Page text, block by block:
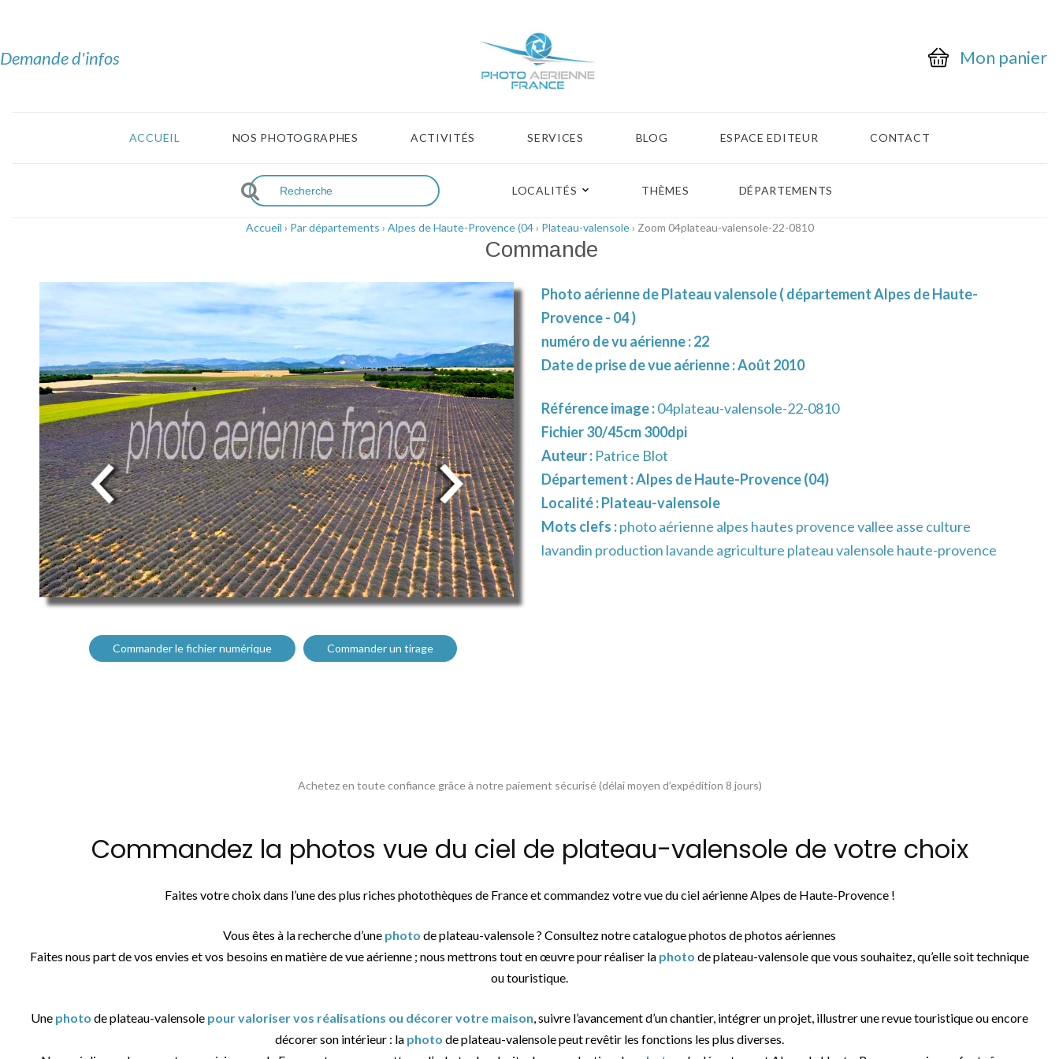
Demande d'infos Mon panier
ACCUEIL NOS PHOTOGRAPHES ACTIVITÉS SERVICES BLOG ESPACE EDITEUR CONTACT
LOCALITÉS THÈMES DÉPARTEMENTS
Accueil › Par départements › Alpes de Haute-Provence (04› Plateau-valensole› Zoom 04plateau-valensole-22-0810
Commande
Commander le fichier numérique Commander un tirage
Photo aérienne de Plateau valensole ( département Alpes de Haute-
Provence - 04 )
numéro de vu aérienne : 22
Date de prise de vue aérienne : Août 2010
Référence image :04plateau-valensole-22-0810
Fichier 30/45cm 300dpi
Auteur : Patrice Blot
Département :Alpes de Haute-Provence (04)
Localité :Plateau-valensole
Mots clefs :photo aérienne alpes hautes provence vallee asse culture
lavandin production lavande agriculture plateau valensole haute-provence
Achetez en toute confiance grâce à notre paiement sécurisé (délai moyen d’expédition 8 jours)
Commandez la photos vue du ciel de plateau-valensole de votre choix
Faites votre choix dans l’une des plus riches photothèques de France et commandez votre vue du ciel aérienne Alpes de Haute-Provence !
Vous êtes à la recherche d’une photo de plateau-valensole ? Consultez notre catalogue photos de photos aériennes
Faites nous part de vos envies et vos besoins en matière de vue aérienne ; nous mettrons tout en œuvre pour réaliser la photo de plateau-valensole que vous souhaitez, qu’elle soit technique
ou touristique.
Une photo de plateau-valensole pour valoriser vos réalisations ou décorer votre maison, suivre l’avancement d’un chantier, intégrer un projet, illustrer une revue touristique ou encore
décorer son intérieur : la photo de plateau-valensole peut revêtir les fonctions les plus diverses.